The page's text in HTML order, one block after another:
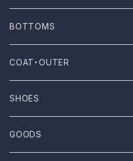
Mau
NOVESTA
ROTOTO
UES
T-shirt
Shirt
No sleeve
One-piece
BOTTOMS
Pants
Skirts
COAT・OUTER
Coat
Outer
SHOES
Sneakers
GOODS